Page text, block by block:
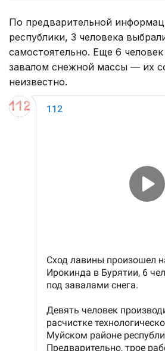
По предварительной
республики, 3 человека
самостоятельно. Еще 6
завалом снежной массы — их
неизвестно.